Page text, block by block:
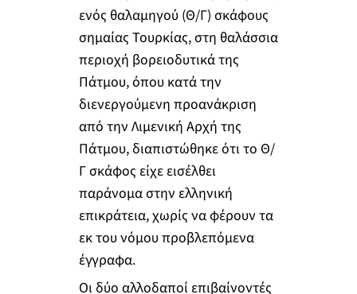
ενός θαλαμηγού (Θ/Γ) σκάφους
σημαίας Τουρκίας, στη θαλάσσια
περιοχή βορειοδυτικά της
Πάτμου, όπου κατά την
διενεργούμενη προανάκριση
από την Λιμενική Αρχή της
Πάτμου, διαπιστώθηκε ότι το Θ/
Γ σκάφος είχε εισέλθει
παράνομα στην ελληνική
επικράτεια, χωρίς να φέρουν τα
εκ του νόμου προβλεπόμενα
έγγραφα.
Οι δύο αλλοδαποί επιβαίνοντές